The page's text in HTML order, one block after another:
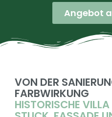
Angebot
VON DER
FARBWIRKUNG
HISTORISCHE